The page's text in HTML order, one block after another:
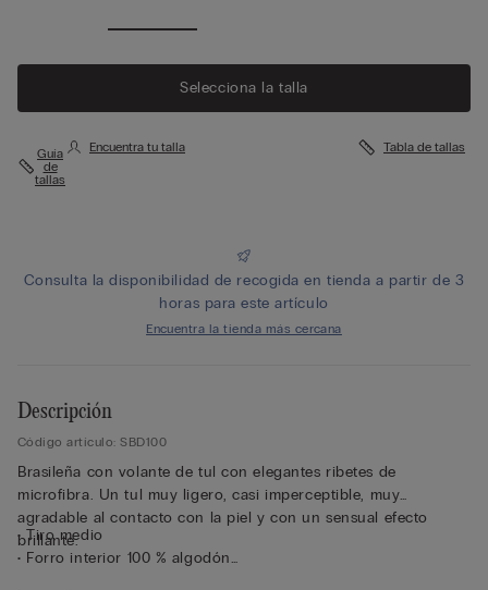
Selecciona la talla
Guía
de
tallas
Encuentra tu talla Tabla de tallas
Consulta la disponibilidad de recogida en tienda a partir de 3
horas para este artículo
Encuentra la tienda más cercana
Descripción
Código artículo: SBD100
Brasileña con volante de tul con elegantes ribetes de
microfibra. Un tul muy ligero, casi imperceptible, muy
agradable al contacto con la piel y con un sensual efecto
brillante.
• Tiro medio
• Forro interior 100 % algodón